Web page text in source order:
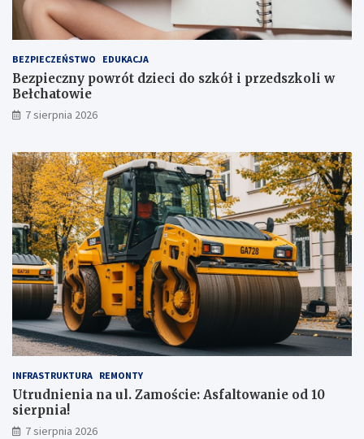
ż
u
ż
,
t
u
ż
BEZPIECZEŃSTWO EDUKACJA
Bezpieczny powrót dzieci do szkół i przedszkoli w
Bełchatowie
7 sierpnia 2026
INFRASTRUKTURA REMONTY
Utrudnienia na ul. Zamoście: Asfaltowanie od 10
sierpnia!
7 sierpnia 2026